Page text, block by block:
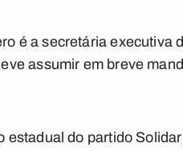
é a secretária executiva
assumir em breve
estadual do partido